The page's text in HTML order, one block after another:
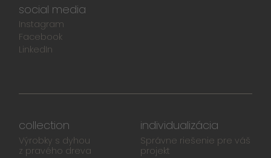
social media
Instagram
Facebook
LinkedIn
collection
Výrobky s dyhou
z pravého dreva
individualizácia
Správne riešenie pre váš
projekt